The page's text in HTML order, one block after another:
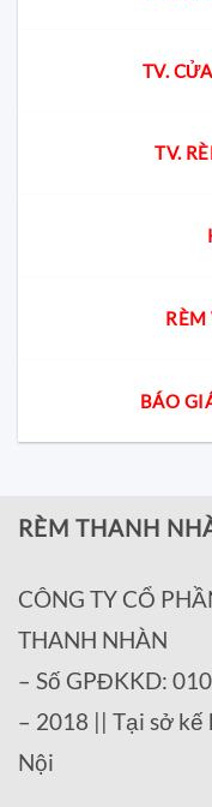
TV.
TV.
RÈM
BÁO
RÈM THANH
CÔNG TY CỔ
THANH NHÀN
– Số GPĐKKD:
– 2018 || Tại sở
Nội